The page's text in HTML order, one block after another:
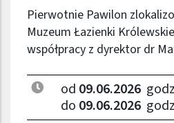
od 09.06.2026
do 09.06.2026
Pierwotnie Pawilon
Muzeum Łazienki
współpracy z dyrektor dr